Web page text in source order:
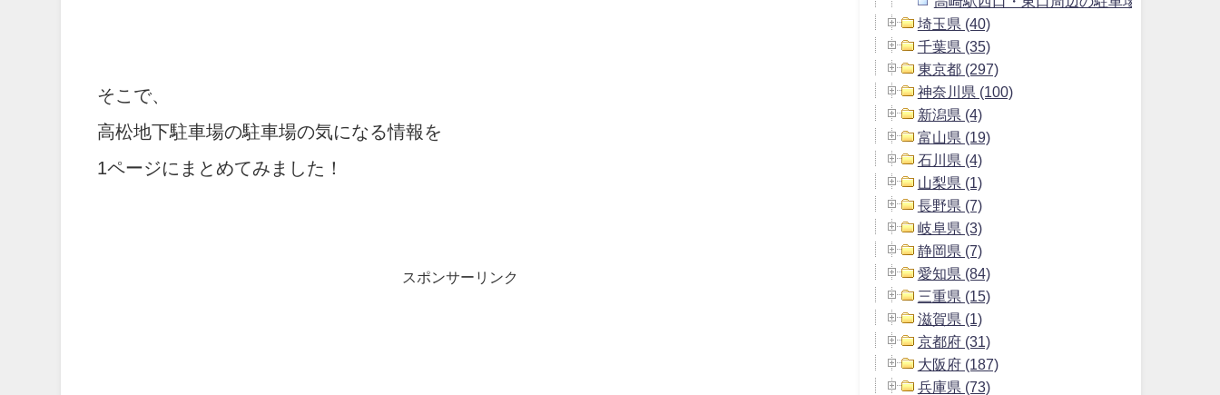
そこで、
高松地下駐車場の駐車場の気になる情報を
1ページにまとめてみました！
スポンサーリンク
埼玉県 (40)
千葉県 (35)
東京都 (297)
神奈川県 (100)
新潟県 (4)
富山県 (19)
石川県 (4)
山梨県 (1)
長野県 (7)
岐阜県 (3)
静岡県 (7)
愛知県 (84)
三重県 (15)
滋賀県 (1)
京都府 (31)
大阪府 (187)
兵庫県 (73)